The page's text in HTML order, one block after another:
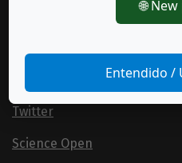
Twitter
Science Open
🌐
Entendido /